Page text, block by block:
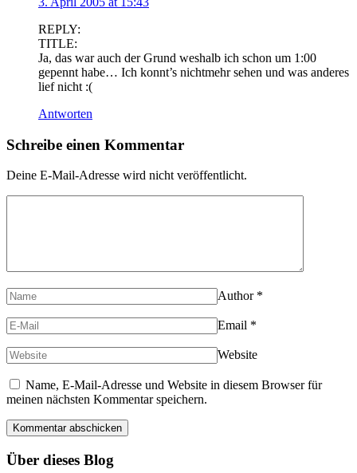
REPLY:
TITLE:
Ja, das war auch der Grund weshalb ich schon um 1:00
gepennt habe… Ich konnt’s nichtmehr sehen und was anderes
lief nicht :(
Antworten
Schreibe einen Kommentar
Deine E-Mail-Adresse wird nicht veröffentlicht.
Author *
Email *
Website
Name, E-Mail-Adresse und Website in diesem Browser für
meinen nächsten Kommentar speichern.
Über dieses Blog